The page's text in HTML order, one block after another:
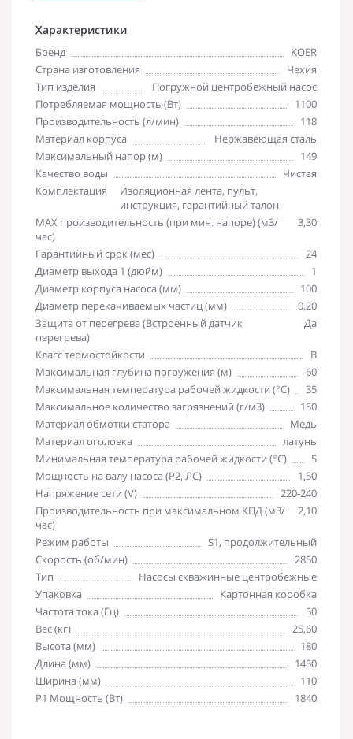
Характеристики
Бренд
KOER
Страна изготовления
Чехия
Тип изделия
Погружной центробежный насос
Потребляемая мощность (Вт)
1100
Производительность (л/мин)
118
Материал корпуса
Нержавеющая сталь
Максимальный напор (м)
149
Качество воды
Чистая
Комплектация
Изоляционная лента, пульт,
инструкция, гарантийный талон
MAX производительность (при мин. напоре) (м3/
час)
3,30
Гарантийный срок (мес)
24
Диаметр выхода 1 (дюйм)
1
Диаметр корпуса насоса (мм)
100
Диаметр перекачиваемых частиц (мм)
0,20
Защита от перегрева (Встроенный датчик
перегрева)
Да
Класс термостойкости
B
Максимальная глубина погружения (м)
60
Максимальная температура рабочей жидкости (°С)
35
Максимальное количество загрязнений (г/м3)
150
Материал обмотки статора
Медь
Материал оголовка
латунь
Минимальная температура рабочей жидкости (°С)
5
Мощность на валу насоса (P2, ЛС)
1,50
Напряжение сети (V)
220-240
Производительность при максимальном КПД (м3/
час)
2,10
Режим работы
S1, продолжительный
Скорость (об/мин)
2850
Тип
Насосы скважинные центробежные
Упаковка
Картонная коробка
Частота тока (Гц)
50
Вес (кг)
25,60
Высота (мм)
180
Длина (мм)
1450
Ширина (мм)
110
Р1 Мощность (Вт)
1840